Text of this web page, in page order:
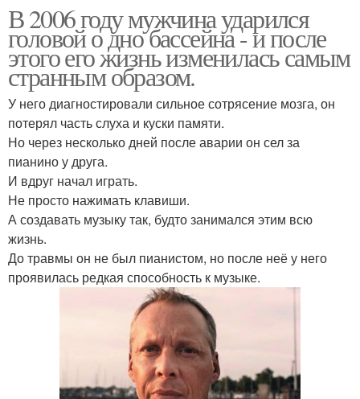
В 2006 году мужчина ударился
головой о дно бассейна - и после
этого его жизнь изменилась самым
странным образом.
У него диагностировали сильное сотрясение мозга, он
потерял часть слуха и куски памяти.
Но через несколько дней после аварии он сел за
пианино у друга.
И вдруг начал играть.
Не просто нажимать клавиши.
А создавать музыку так, будто занимался этим всю
жизнь.
До травмы он не был пианистом, но после неё у него
проявилась редкая способность к музыке.